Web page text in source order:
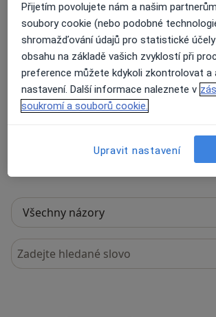
20 názorů
Recenze pacientů jsou pro
Specialisté nemají možnost
odstranění nebo změnu
Další informace.Další
Hledejte v názorech
Přijetím povolujete nám a našim
soubory cookie (nebo podobné
shromažďování údajů pro statistické
obsahu na základě vašich zvyklostí při
preference můžete kdykoli zkontrolovat a
nastavení. Další informace naleznete v
soukromí a souborů cookie.
Upravit nastavení